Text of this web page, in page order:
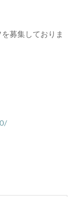
募集しておりま